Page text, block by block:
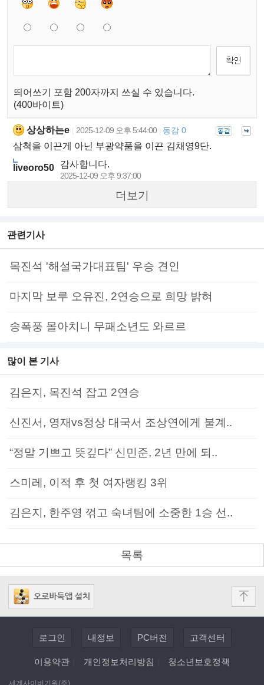
띄어쓰기 포함 200자까지 쓰실 수 있습니다.
(400바이트)
상상하는e 2025-12-09 오후 5:44:00 동감 0
삼척을 이끈게 아닌 부광약품을 이끈 김채영9단.
liveoro50 감사합니다.
2025-12-09 오후 9:37:00
더보기
관련기사
목진석 '해설국가대표팀' 우승 견인
마지막 보루 오유진, 2연승으로 희망 밝혀
송폭풍 몰아치니 무패소년도 와르르
많이 본 기사
김은지, 목진석 잡고 2연승
신진서, 영재vs정상 대국서 조상연에게 불계..
“정말 기쁘고 뜻깊다” 신민준, 2년 만에 되..
스미레, 이적 후 첫 여자랭킹 3위
김은지, 한주영 꺾고 숙녀팀에 소중한 1승 선..
목록
로그인 내정보 PC버전 고객센터
이용약관 개인정보처리방침 청소년보호정책
세계사이버기원(주)